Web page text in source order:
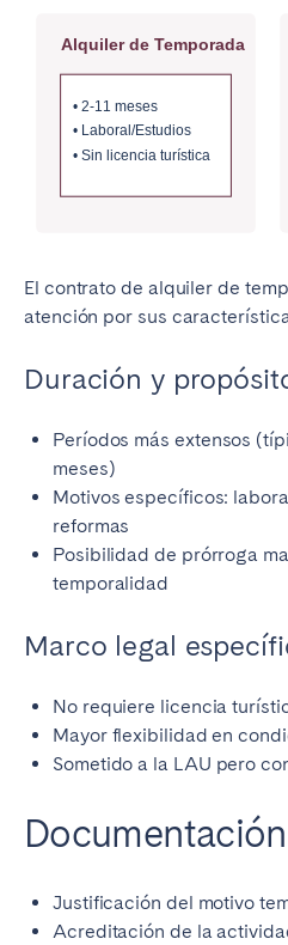
El contrato de alquiler de
atención por sus
Duración y
Períodos más extensos
meses)
Motivos específicos:
reformas
Posibilidad de prórroga
temporalidad
Marco legal
No requiere licencia
Mayor flexibilidad en
Sometido a la LAU pero
Justificación del motivo
Acreditación de la